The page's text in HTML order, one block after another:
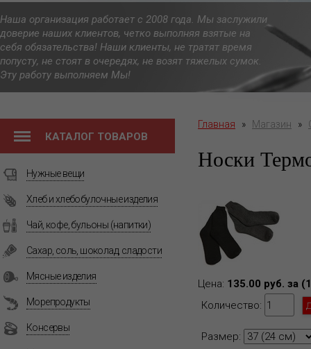
Наша организация работает с 2008 года. Мы заслужили
доверие наших клиентов, четко выполняя взятые на
себя обязательства! Наши клиенты, не тратят время
попусту, не стоят в очередях, не возят тяжелых сумок.
Эту работу выполняем Мы!
КАТАЛОГ ТОВАРОВ
Нужные вещи
Хлеб и хлебобулочные изделия
Чай, кофе, бульоны (напитки)
Сахар, соль, шоколад, сладости
Мясные изделия
Морепродукты
Консервы
Главная » Магазин »
Носки
Цена: 135.00 руб. за
Количество:
Размер: